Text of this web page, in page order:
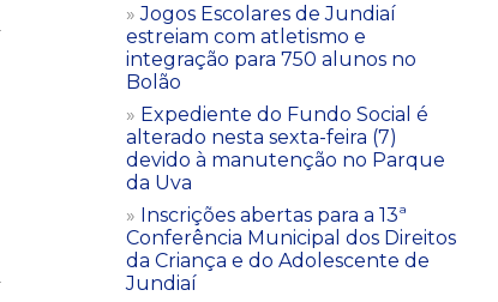
Jogos Escolares de Jundiaí
estreiam com atletismo e
integração para 750 alunos no
Bolão
Expediente do Fundo Social é
alterado nesta sexta-feira (7)
devido à manutenção no Parque
da Uva
Inscrições abertas para a 13ª
Conferência Municipal dos Direitos
da Criança e do Adolescente de
Jundiaí